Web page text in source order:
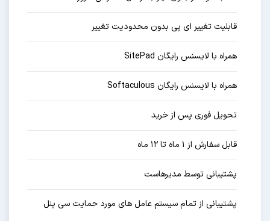
قابلیت تغییر ای پی بدون محدودیت تغییر
همراه با لایسنس رایگان SitePad
همراه با لایسنس رایگان Softaculous
تحویل فوری پس از خرید
قابل سفارش از ۱ ماه تا ۱۲ ماه
پشتیبانی توسط مدیرهاست
پشتیبانی از تمام سیستم عامل های مورد حمایت سی پنل